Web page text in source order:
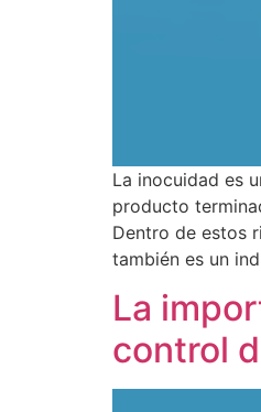
La inocuidad es
producto
Dentro de estos
también es un
La
control